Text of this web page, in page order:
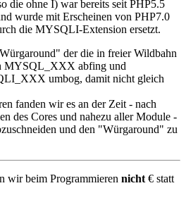
die ohne I) war bereits seit PHP5.5
wurde mit Erscheinen von PHP7.0
die MYSQLI-Extension ersetzt.
der die in freier Wildbahn
MYSQL_XXX abfing und
umbog, damit nicht gleich
fanden wir es an der Zeit - nach
des Cores und nahezu aller Module -
und den "Würgaround" zu
wir beim Programmieren nicht € statt